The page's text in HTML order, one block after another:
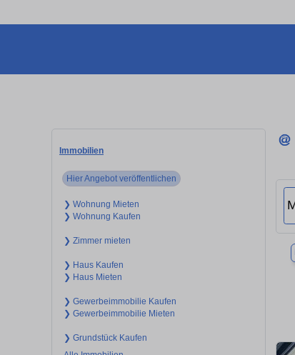
Immobilien
Hier Angebot veröffentlichen
❯ Wohnung Mieten
❯ Wohnung Kaufen
❯ Zimmer mieten
❯ Haus Kaufen
❯ Haus Mieten
❯ Gewerbeimmobilie Kaufen
❯ Gewerbeimmobilie Mieten
❯ Grundstück Kaufen